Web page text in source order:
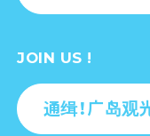
JOIN US !
通缉！广岛观